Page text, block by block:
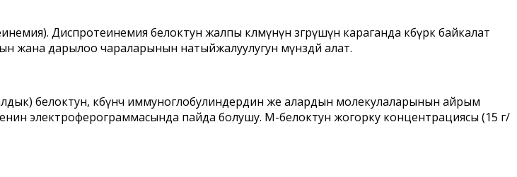
Диспротеинемия белоктун жалпы көлөмүнүн өзгөрүшүнө караганда көбүрөөк байкалат
жана дарылоо чараларынын натыйжалуулугун мүнөздөй алат.
белоктун, көбүнчө иммуноглобулиндердин же алардын молекулаларынын айрым
электроферограммасында пайда болушу. М-белоктун жогорку концентрациясы (15 г/